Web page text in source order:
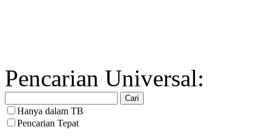
Pencarian Universal:
Hanya dalam TB
Pencarian Tepat